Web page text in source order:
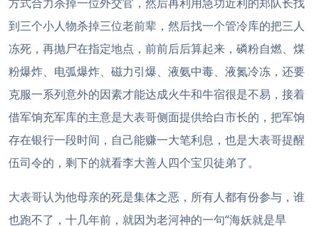
到三个小人物杀掉三位老前辈，然后找一个管冷库的把三人
冻死，再抛尸在指定地点，前前后后算起来，磷粉自燃、煤
粉爆炸、电弧爆炸、磁力引爆、液氨中毒、液氮冷冻，还要
克服一系列意外的因素才能达成火牛和牛宿很是不易，接着
借军饷充军库的主意是大表哥侧面提供给白市长的，把军饷
存在银行一段时间，自己能赚一大笔利息，也是大表哥提醒
伍司令的，剩下的就看李大善人四个宝贝徒弟了。
大表哥认为他母亲的死是集体之恶，所有人都有份参与，谁
也跑不了，十几年前，就因为老河神的一句“海妖就是旱